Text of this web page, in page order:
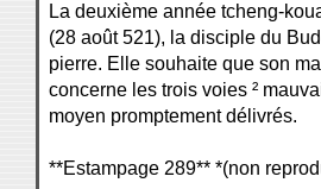
La deuxième année tcheng-
(28 août 521), la disciple du
pierre. Elle souhaite que son
concerne les trois voies ²
moyen promptement délivrés.
**Estampage 289** *(non